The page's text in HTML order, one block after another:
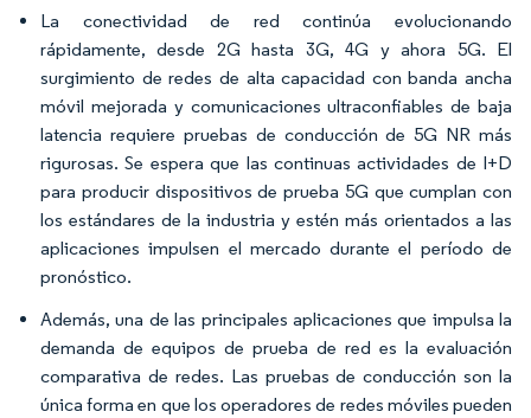
La conectividad de red continúa evolucionando
rápidamente, desde 2G hasta 3G, 4G y ahora 5G. El
surgimiento de redes de alta capacidad con banda ancha
móvil mejorada y comunicaciones ultraconfiables de baja
latencia requiere pruebas de conducción de 5G NR más
rigurosas. Se espera que las continuas actividades de I+D
para producir dispositivos de prueba 5G que cumplan con
los estándares de la industria y estén más orientados a las
aplicaciones impulsen el mercado durante el período de
pronóstico.
Además, una de las principales aplicaciones que impulsa la
demanda de equipos de prueba de red es la evaluación
comparativa de redes. Las pruebas de conducción son la
única forma en que los operadores de redes móviles pueden